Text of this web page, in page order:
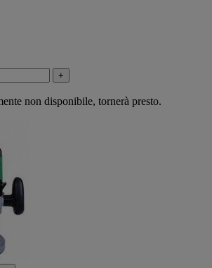
+
non disponibile, tornerà presto.